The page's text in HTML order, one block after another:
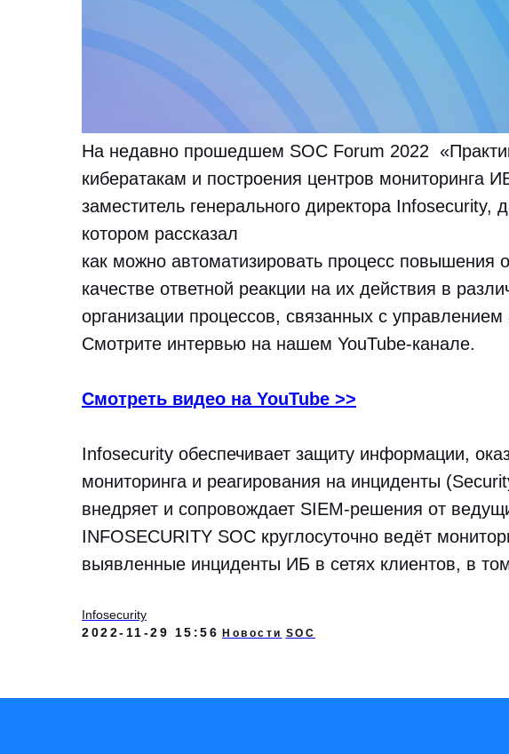
На недавно прошедшем SOC Forum 2022
кибератакам и построения центров мониторинга
заместитель генерального директора Infosecurity,
котором рассказал
как можно автоматизировать процесс повышения
качестве ответной реакции на их действия в
организации процессов, связанных с
Смотрите интервью на нашем YouTube-канале.
Смотреть видео на YouTube >>
Infosecurity обеспечивает защиту информации,
мониторинга и реагирования на инциденты
внедряет и сопровождает SIEM-решения от
INFOSECURITY SOC круглосуточно ведёт
выявленные инциденты ИБ в сетях клиентов, в
Infosecurity
2022-11-29 15:56 Новости SOC